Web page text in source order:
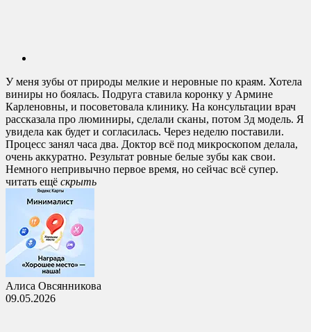
У меня зубы от природы мелкие и неровные по краям. Хотела
виниры но боялась. Подруга ставила коронку у Армине
Карленовны, и посоветовала клинику. На консультации врач
рассказала про люминиры, сделали сканы, потом 3д модель. Я
увидела как будет и согласилась. Через неделю поставили.
Процесс занял часа два. Доктор всё под микроскопом делала,
очень аккуратно. Результат ровные белые зубы как свои.
Немного непривычно первое время, но сейчас всё супер.
читать ещё cкрыть
Алиса Овсянникова
09.05.2026